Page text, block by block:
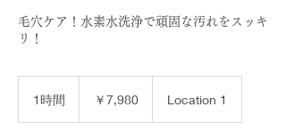
毛穴ケア！水素水洗浄で頑固な汚れをスッキ
リ！
1時間 ￥7,980 Location 1